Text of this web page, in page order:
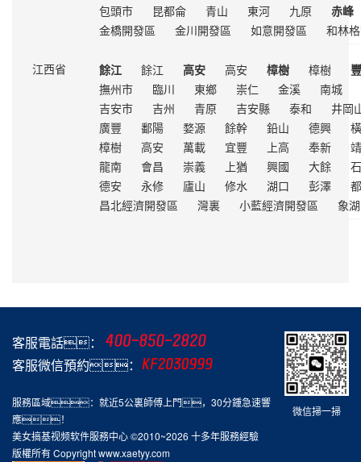
包頭市
昆都侖 青山 東河 九原
赤峰
金橋開發區
金川開發區 如意開發區 和林
江西省 餘江 餘江 高安 高安 樟樹 樟樹
撫州市
臨川 東鄉 崇仁 金溪
南城
吉安市
吉州 青原 吉安縣 泰和
井岡
廣豐
鄱陽 婺源 餘幹 鉛山 德興
樟樹
高安 萬載 宜豐 上高 奉新
龍南
會昌 崇義 上猶 興國 大餘
德安
永修 廬山 修水 湖口 彭澤
昌北經濟開發區
灣裏 小藍經濟開發區 象湖
微信掃一掃
客服電話：
客服微信預約：
服務區域：就近5公裏師傅上門，30分鍾急速響
應！
美女搞基视频软件服務中心 ©2010~2026 十多年服務經驗
版權所有 Copyright www.xaetyy.com